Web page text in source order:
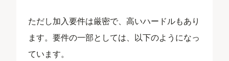
ただし加入要件は厳密で、高いハードルもあり
ます。要件の一部としては、以下のようになっ
ています。